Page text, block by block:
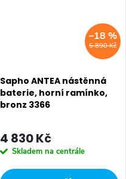
5 890 Kč
–18 %
Sapho ANTEA nástěnná
baterie, horní ramínko,
bronz 3366
4 830 Kč
Skladem na centrále